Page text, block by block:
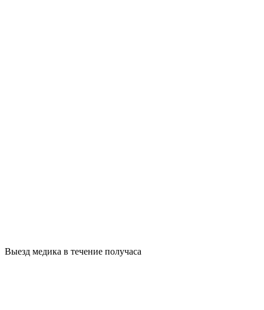
Выезд медика в течение получаса